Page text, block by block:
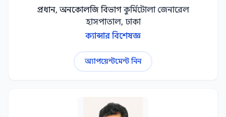
প্রধান, অনকোলজি বিভাগ কুর্মিটোলা জেনারেল
হাসপাতাল, ঢাকা
ক্যান্সার বিশেষজ্ঞ
অ্যাপয়েন্টমেন্ট নিন